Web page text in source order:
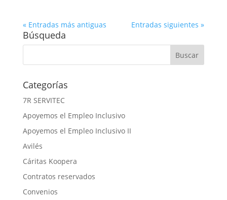
« Entradas más antiguas Entradas siguientes »
Búsqueda
Categorías
7R SERVITEC
Apoyemos el Empleo Inclusivo
Apoyemos el Empleo Inclusivo II
Avilés
Cáritas Koopera
Contratos reservados
Convenios